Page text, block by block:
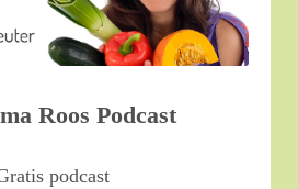
Roos Podcast
podcast